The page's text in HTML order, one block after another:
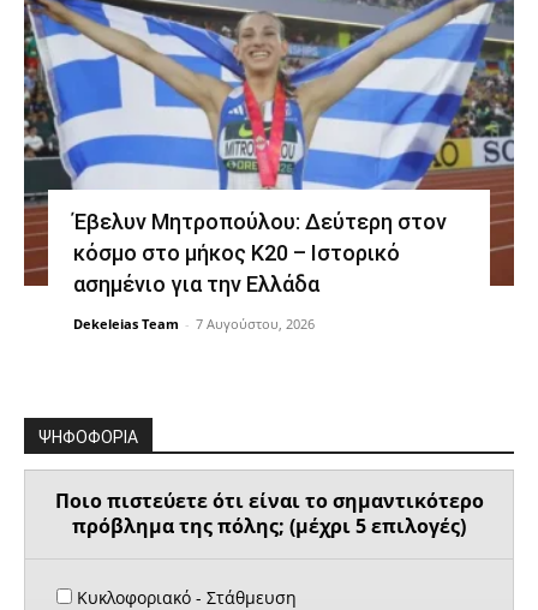
Έβελυν Μητροπούλου: Δεύτερη στον
κόσμο στο μήκος Κ20 – Ιστορικό
ασημένιο για την Ελλάδα
Dekeleias Team - 7 Αυγούστου, 2026
ΨΗΦΟΦΟΡΙΑ
Ποιο πιστεύετε ότι είναι το σημαντικότερο
πρόβλημα της πόλης; (μέχρι 5 επιλογές)
Κυκλοφοριακό - Στάθμευση